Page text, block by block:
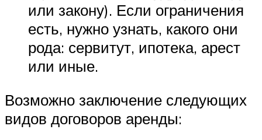
или закону). Если ограничения
есть, нужно узнать, какого они
рода: сервитут, ипотека, арест
или иные.
Возможно заключение следующих
видов договоров аренды: